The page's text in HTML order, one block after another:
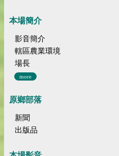
本場簡介
影音簡介
轄區農業環境
場長
more
原鄉部落
新聞
出版品